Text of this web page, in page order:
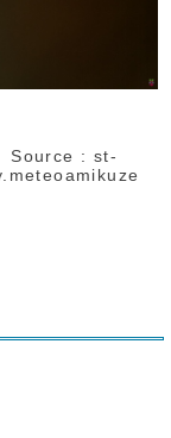
Source : st-